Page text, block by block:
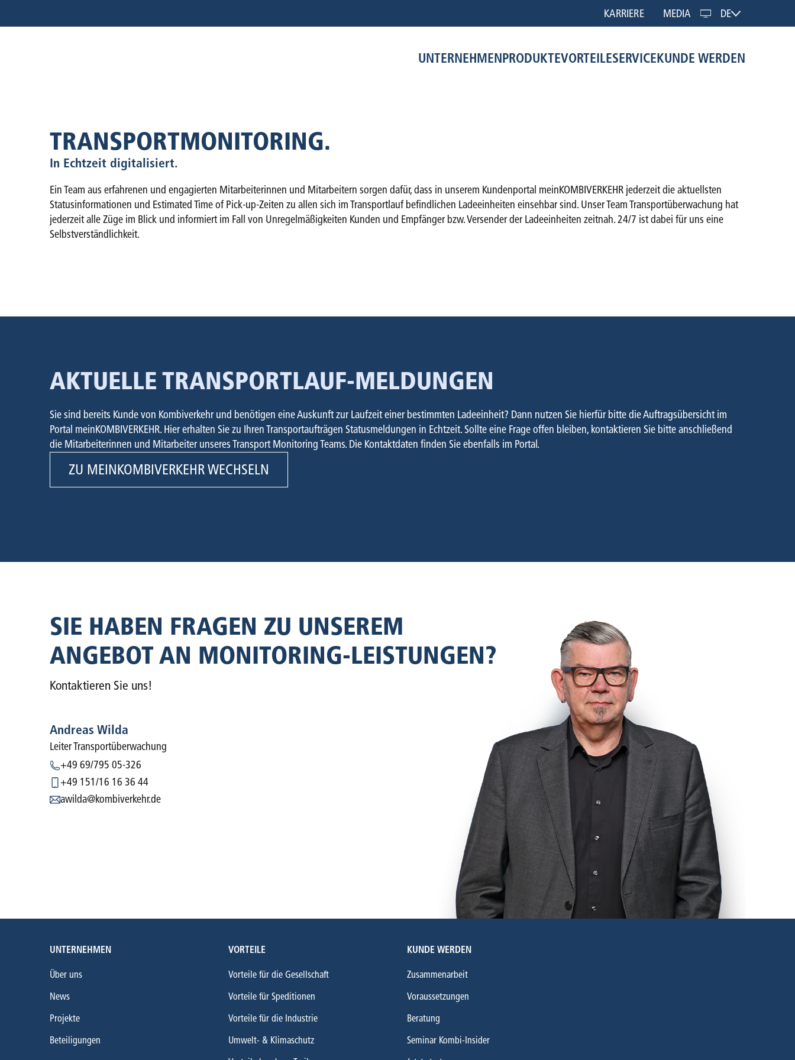
KARRIERE MEDIA DE
UNTERNEHMENPRODUKTEVORTEILESERVICEKUNDE WERDEN
TRANSPORT­MONITORING.
In Echtzeit digitalisiert.
Ein Team aus erfahrenen und engagierten Mitarbeiterinnen und Mitarbeitern sorgen dafür, dass in unserem Kundenportal meinKOMBIVERKEHR jederzeit die aktuellsten
Statusinformationen und Estimated Time of Pick-up-Zeiten zu allen sich im Transportlauf befindlichen Ladeeinheiten einsehbar sind. Unser Team Transportüberwachung hat
jederzeit alle Züge im Blick und informiert im Fall von Unregelmäßigkeiten Kunden und Empfänger bzw. Versender der Ladeeinheiten zeitnah. 24/7 ist dabei für uns eine
Selbstverständlichkeit.
AKTUELLE TRANSPORTLAUF-MELDUNGEN
Sie sind bereits Kunde von Kombiverkehr und benötigen eine Auskunft zur Laufzeit einer bestimmten Ladeeinheit? Dann nutzen Sie hierfür bitte die Auftragsübersicht im
Portal meinKOMBIVERKEHR. Hier erhalten Sie zu Ihren Transportaufträgen Statusmeldungen in Echtzeit. Sollte eine Frage offen bleiben, kontaktieren Sie bitte anschließend
die Mitarbeiterinnen und Mitarbeiter unseres Transport Monitoring Teams. Die Kontaktdaten finden Sie ebenfalls im Portal.
ZU MEINKOMBIVERKEHR WECHSELN
SIE HABEN FRAGEN ZU UNSEREM
ANGEBOT AN MONITORING-LEISTUNGEN?
Kontaktieren Sie uns!
Andreas Wilda
Leiter Transportüberwachung
+49 69/795 05-326
+49 151/16 16 36 44
awilda@kombiverkehr.de
UNTERNEHMEN
Über uns
News
Projekte
Beteiligungen
VORTEILE
Vorteile für die Gesellschaft
Vorteile für Speditionen
Vorteile für die Industrie
Umwelt- & Klimaschutz
KUNDE WERDEN
Zusammenarbeit
Voraussetzungen
Beratung
Seminar Kombi-Insider